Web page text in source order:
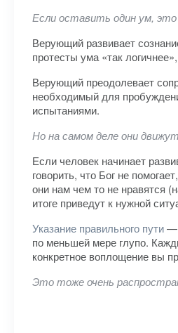
Если оставить один ум,
Верующий развивает
протесты ума «так
Верующий преодолевает
необходимый для
испытаниями.
Но на самом деле они
Если человек начинает
говорить, что Бог не
они нам чем то не нравятся
итоге приведут к нужной
Указание правильного пути—
по меньшей мере глупо.
конкретное воплощение вы
Это тоже очень